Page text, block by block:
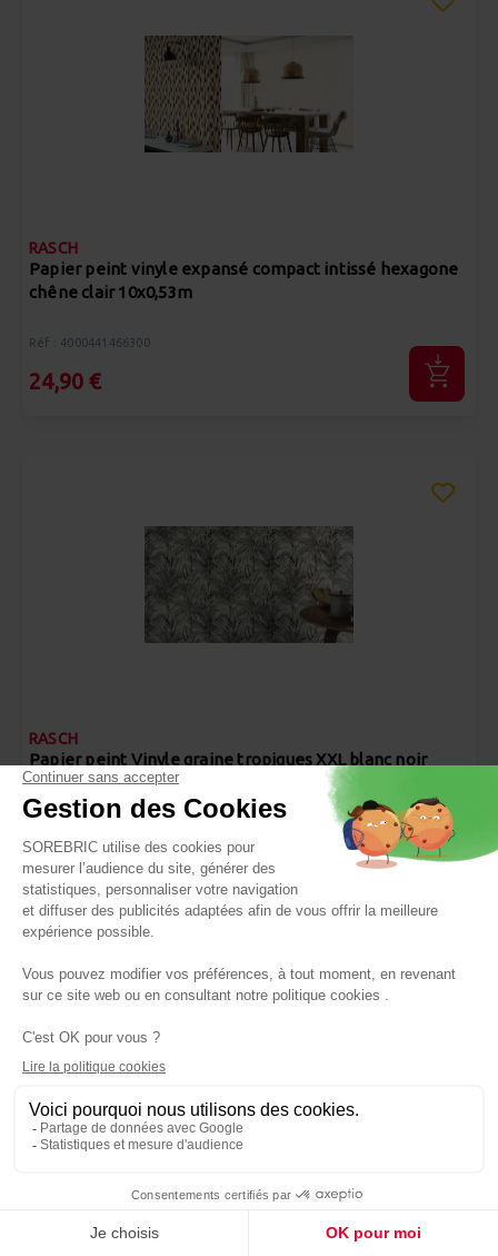
RASCH
Papier peint vinyle expansé compact intissé hexagone
chêne clair 10x0,53m
Réf : 4000441466300
24,90 €
RASCH
Papier peint Vinyle graine tropiques XXL blanc noir
10x0,53m
24,90 €